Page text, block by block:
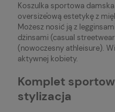
Koszulka sportowa
oversize'ową estetykę z
Możesz nosić ją z
dżinsami (casual
(nowoczesny athleisure).
aktywnej kobiety.
Komplet
stylizacja